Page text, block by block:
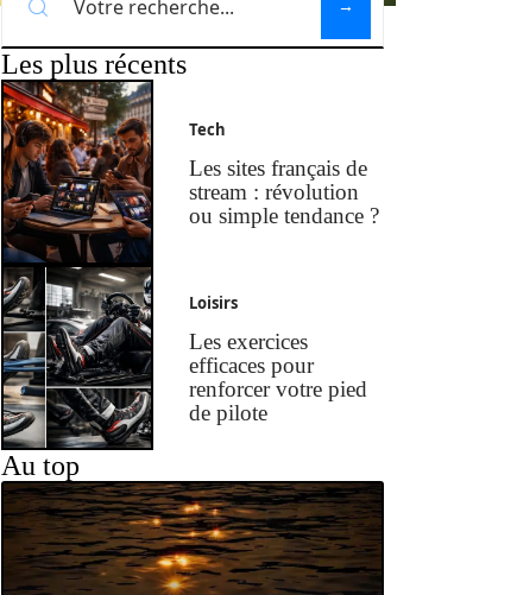
Les plus récents
Tech
Les sites français de
stream : révolution
ou simple tendance ?
Loisirs
Les exercices
efficaces pour
renforcer votre pied
de pilote
Au top